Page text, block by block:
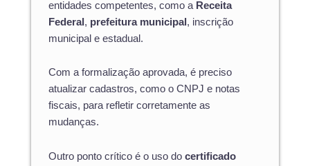
entidades competentes, como a Receita
Federal , prefeitura municipal , inscrição
municipal e estadual.
Com a formalização aprovada, é preciso
atualizar cadastros, como o CNPJ e notas
fiscais, para refletir corretamente as
mudanças.
Outro ponto crítico é o uso do certificado